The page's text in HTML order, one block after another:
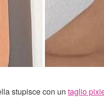
stupisce con un taglio